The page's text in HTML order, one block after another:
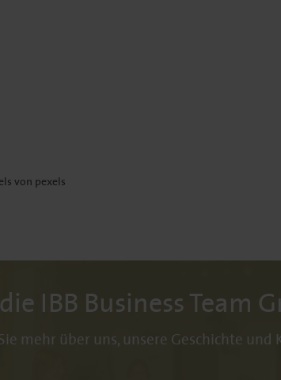
von pexels
IBB Business Team
mehr über uns, unsere Geschichte